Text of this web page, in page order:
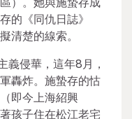
的《同仇日誌》
清楚的線索。
侵華，這年8月，
轟炸。施蟄存的怙
即今上海紹興
孩子住在松江老宅